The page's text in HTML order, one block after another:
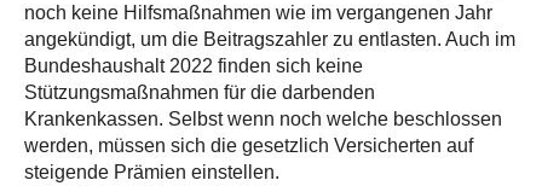
noch keine Hilfsmaßnahmen wie im vergangenen Jahr
angekündigt, um die Beitragszahler zu entlasten. Auch im
Bundeshaushalt 2022 finden sich keine
Stützungsmaßnahmen für die darbenden
Krankenkassen. Selbst wenn noch welche beschlossen
werden, müssen sich die gesetzlich Versicherten auf
steigende Prämien einstellen.